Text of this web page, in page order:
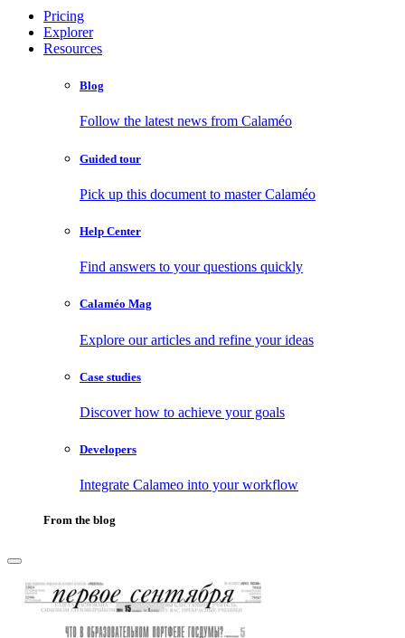
Pricing
Explorer
Resources
Blog
Follow the latest news from Calaméo
Guided tour
Pick up this document to master Calaméo
Help Center
Find answers to your questions quickly
Calaméo Mag
Explore our articles and refine your ideas
Case studies
Discover how to achieve your goals
Developers
Integrate Calameo into your workflow
From the blog